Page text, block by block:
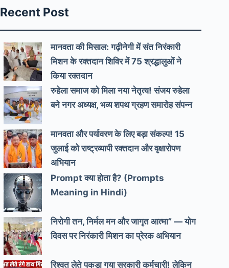
Recent Post
मानवता की मिसाल: गढ़ीनेगी में संत निरंकारी
मिशन के रक्तदान शिविर में 75 श्रद्धालुओं ने
किया रक्तदान
रुहेला समाज को मिला नया नेतृत्व! संजय रुहेला
बने नगर अध्यक्ष, भव्य शपथ ग्रहण समारोह संपन्न
मानवता और पर्यावरण के लिए बड़ा संकल्प! 15
जुलाई को राष्ट्रव्यापी रक्तदान और वृक्षारोपण
अभियान
Prompt क्या होता है? (Prompts
Meaning in Hindi)
निरोगी तन, निर्मल मन और जागृत आत्मा” — योग
दिवस पर निरंकारी मिशन का प्रेरक अभियान
रिश्वत लेते पकड़ा गया सरकारी कर्मचारी! लेकिन